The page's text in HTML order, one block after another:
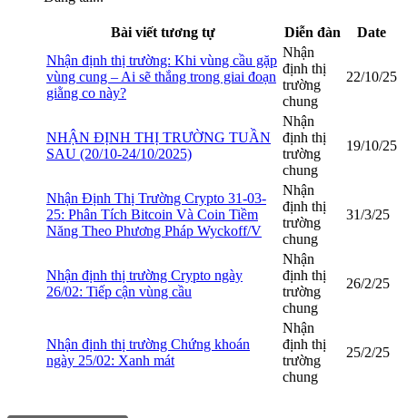
Bài viết tương tự Diễn đàn
Date
Nhận định thị trường: Khi vùng cầu gặp
vùng cung – Ai sẽ thắng trong giai đoạn
giằng co này?
Nhận
định thị
trường
chung
22/10/25
NHẬN ĐỊNH THỊ TRƯỜNG TUẦN
SAU (20/10-24/10/2025)
Nhận
định thị
trường
chung
19/10/25
Nhận Định Thị Trường Crypto 31-03-
25: Phân Tích Bitcoin Và Coin Tiềm
Năng Theo Phương Pháp Wyckoff/V
Nhận
định thị
trường
chung
31/3/25
Nhận định thị trường Crypto ngày
26/02: Tiếp cận vùng cầu
Nhận
định thị
trường
chung
26/2/25
Nhận định thị trường Chứng khoán
ngày 25/02: Xanh mát
Nhận
định thị
trường
chung
25/2/25